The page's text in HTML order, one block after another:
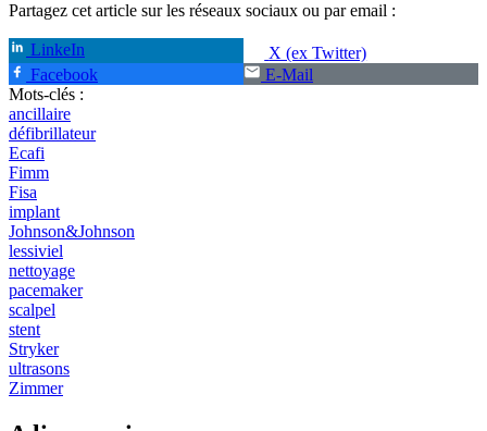
Partagez cet article sur les réseaux sociaux ou par email :
LinkeIn
X (ex Twitter)
Facebook
E-Mail
Mots-clés :
ancillaire
défibrillateur
Ecafi
Fimm
Fisa
implant
Johnson&Johnson
lessiviel
nettoyage
pacemaker
scalpel
stent
Stryker
ultrasons
Zimmer